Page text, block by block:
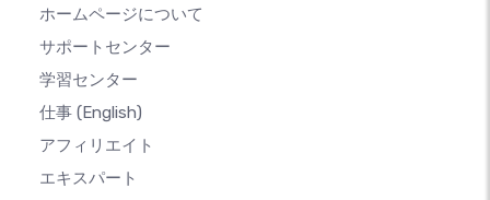
ホームページについて
サポートセンター
学習センター
仕事 (English)
アフィリエイト
エキスパート